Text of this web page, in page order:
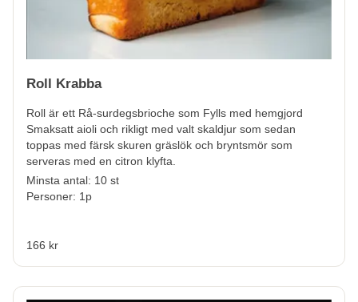
Roll Krabba
Roll är ett Rå-surdegsbrioche som Fylls med hemgjord
Smaksatt aioli och rikligt med valt skaldjur som sedan
toppas med färsk skuren gräslök och bryntsmör som
serveras med en citron klyfta.
Minsta antal: 10 st
Personer: 1p
166 kr